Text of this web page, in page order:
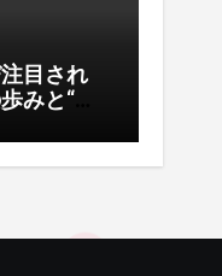
目され
みと“新